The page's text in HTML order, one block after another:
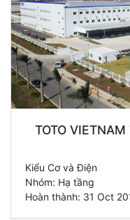
TOTO VIETNAM
Kiểu Cơ và Điện
Nhóm: Hạ tầng
Hoàn thành: 31 Oct